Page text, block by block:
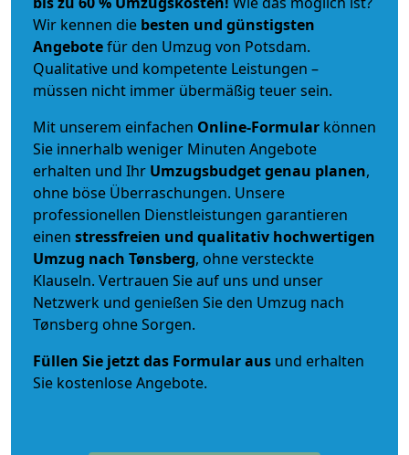
Wir kennen die besten und günstigsten
Angebotefür den Umzug von Potsdam.
Qualitative und kompetente Leistungen –
müssen nicht immer übermäßig teuer sein.
Mit unserem einfachen Online-Formular können
Sie innerhalb weniger Minuten Angebote
erhalten und Ihr Umzugsbudgetgenau planen,
ohne böse Überraschungen. Unsere
professionellen Dienstleistungen garantieren
einen stressfreien und qualitativ hochwertigen
Umzug nach Tønsberg, ohne versteckte
Klauseln. Vertrauen Sie auf uns und unser
Netzwerk und genießen Sie den Umzug nach
Tønsberg ohne Sorgen.
Füllen Sie jetzt das Formular aus und erhalten
Sie kostenlose Angebote.